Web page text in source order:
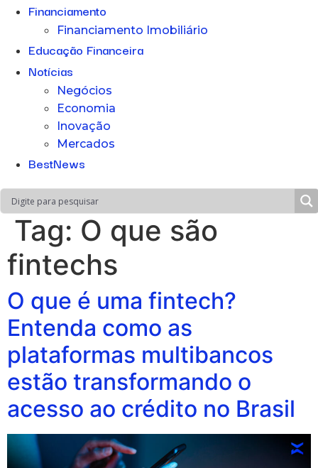
Financiamento
Financiamento Imobiliário
Educação Financeira
Notícias
Negócios
Economia
Inovação
Mercados
BestNews
Tag: O que são
fintechs
O que é uma fintech?
Entenda como as
plataformas multibancos
estão transformando o
acesso ao crédito no Brasil